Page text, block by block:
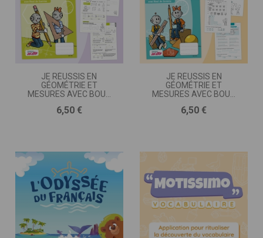
JE RÉUSSIS EN
GÉOMÉTRIE ET
MESURES AVEC BOUT
Prix
6,50 €
JE RÉUSSIS EN
GÉOMÉTRIE ET
MESURES AVEC BOUT
Prix
6,50 €